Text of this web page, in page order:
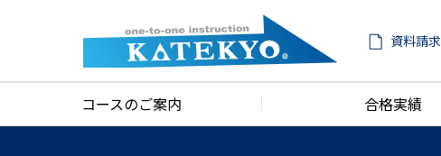
資料請求
コースのご案内 合格実績